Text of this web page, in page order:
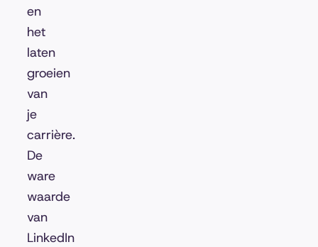
en
het
laten
groeien
van
je
carrière.
De
ware
waarde
van
LinkedIn